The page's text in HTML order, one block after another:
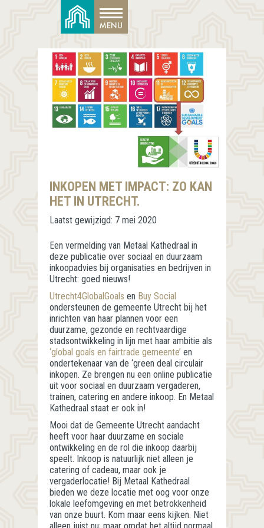
INKOPEN MET IMPACT: ZO KAN
HET IN UTRECHT.
Laatst gewijzigd: 7 mei 2020
Een vermelding van Metaal Kathedraal in
deze publicatie over sociaal en duurzaam
inkoopadvies bij organisaties en bedrijven in
Utrecht: goed nieuws!
Utrecht4GlobalGoals en Buy Social
ondersteunen de gemeente Utrecht bij het
inrichten van haar plannen voor een
duurzame, gezonde en rechtvaardige
stadsontwikkeling in lijn met haar ambitie als
‘global goals en fairtrade gemeente’ en
ondertekenaar van de ‘green deal circulair
inkopen. Ze brengen nu een online publicatie
uit voor sociaal en duurzaam vergaderen,
trainen, catering en andere inkoop. En Metaal
Kathedraal staat er ook in!
Mooi dat de Gemeente Utrecht aandacht
heeft voor haar duurzame en sociale
ontwikkeling en de rol die inkoop daarbij
speelt. Inkoop is natuurlijk niet alleen je
catering of cadeau, maar ook je
vergaderlocatie! Bij Metaal Kathedraal
bieden we deze locatie met oog voor onze
lokale leefomgeving en met betrokkenheid
van onze buurt. Kom maar eens kijken. Niet